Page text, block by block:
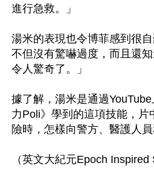
進行急救。」
湯米的表現也令博菲感到很
不但沒有驚嚇過度，而且還
令人驚奇了。」
據了解，湯米是通過
力Poli》學到的這項技能，片
險時，怎樣向警方、醫護人